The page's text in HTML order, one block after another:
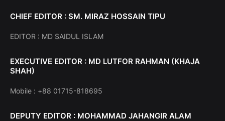
CHIEF EDITOR : SM. MIRAZ HOSSAIN TIPU
EDITOR : MD SAIDUL ISLAM
EXECUTIVE EDITOR : MD LUTFOR RAHMAN (KHAJA
SHAH)
Mobile : +88 01715-818695
DEPUTY EDITOR : MOHAMMAD JAHANGIR ALAM